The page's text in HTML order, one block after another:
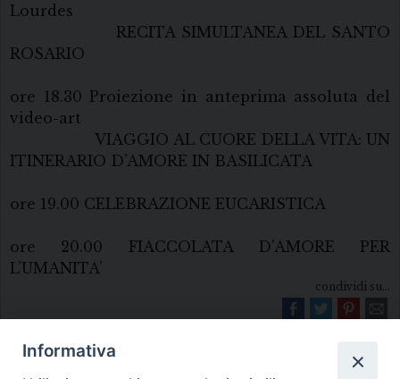
Lourdes
RECITA SIMULTANEA DEL SANTO
ROSARIO
ore 18.30 Proiezione in anteprima assoluta del
video-art
VIAGGIO AL CUORE DELLA VITA: UN
ITINERARIO D’AMORE IN BASILICATA
ore 19.00 CELEBRAZIONE EUCARISTICA
ore 20.00 FIACCOLATA D’AMORE PER
L’UMANITA’
condividi su...
Informativa